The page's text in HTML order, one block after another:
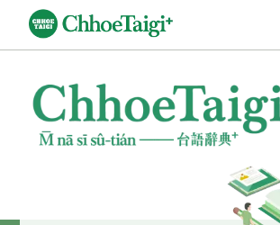
Chhōe...